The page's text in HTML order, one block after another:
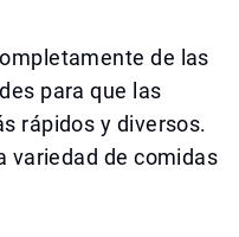
de las
para que las
rápidos y diversos.
variedad de comidas